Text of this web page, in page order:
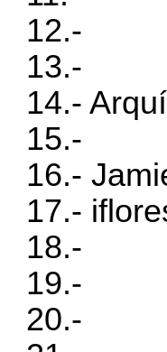
12.-
13.-
14.-
15.-
16.-
17.-
18.-
19.-
20.-